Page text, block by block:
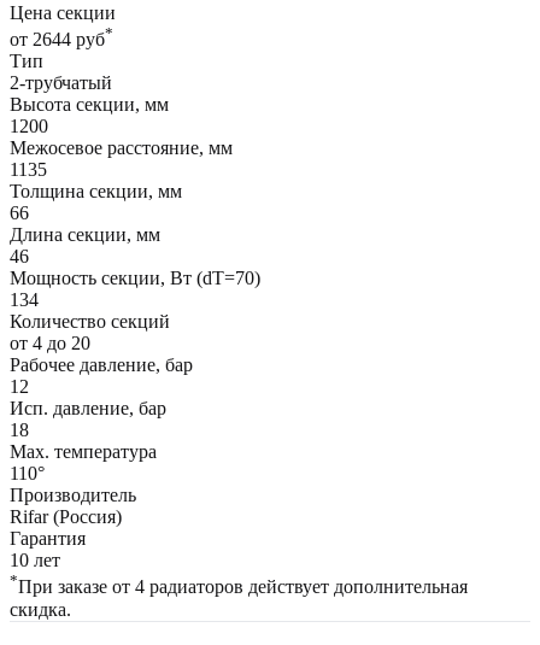
Цена секции
от 2644 руб*
Тип
2-трубчатый
Высота секции, мм
1200
Межосевое расстояние, мм
1135
Толщина секции, мм
66
Длина секции, мм
46
Мощность секции, Вт (dT=70)
134
Количество секций
от 4 до 20
Рабочее давление, бар
12
Исп. давление, бар
18
Max. температура
110°
Производитель
Rifar (Россия)
Гарантия
10 лет
*При заказе от 4 радиаторов действует дополнительная
скидка.